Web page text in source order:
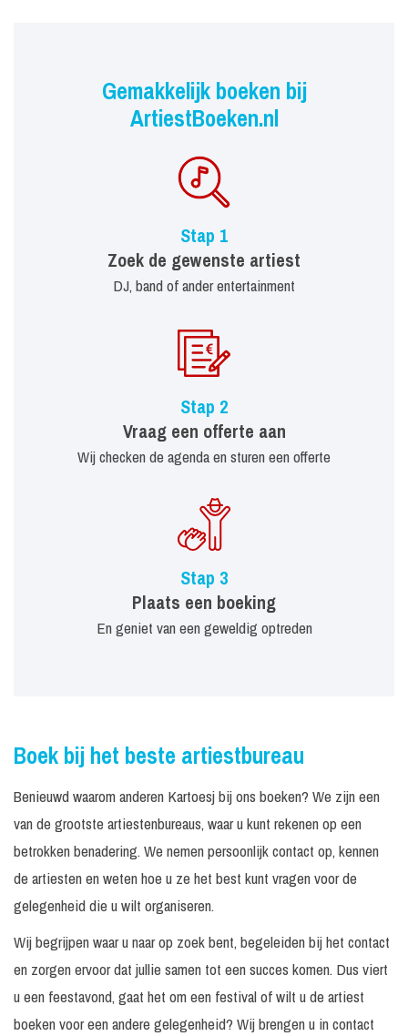
Gemakkelijk boeken bij
ArtiestBoeken.nl
Stap 1
Zoek de gewenste artiest
DJ, band of ander entertainment
Stap 2
Vraag een offerte aan
Wij checken de agenda en sturen een offerte
Stap 3
Plaats een boeking
En geniet van een geweldig optreden
Boek bij het beste artiestbureau
Benieuwd waarom anderen Kartoesj bij ons boeken? We zijn een
van de grootste artiestenbureaus, waar u kunt rekenen op een
betrokken benadering. We nemen persoonlijk contact op, kennen
de artiesten en weten hoe u ze het best kunt vragen voor de
gelegenheid die u wilt organiseren.
Wij begrijpen waar u naar op zoek bent, begeleiden bij het contact
en zorgen ervoor dat jullie samen tot een succes komen. Dus viert
u een feestavond, gaat het om een festival of wilt u de artiest
boeken voor een andere gelegenheid? Wij brengen u in contact